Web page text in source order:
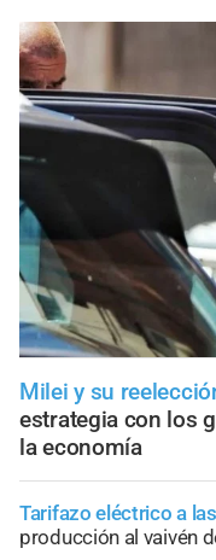
Milei y su
estrategia con los
la economía
Tarifazo eléctrico a
producción al vaivén